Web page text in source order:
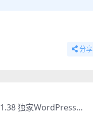
分享
独家WordPress轮